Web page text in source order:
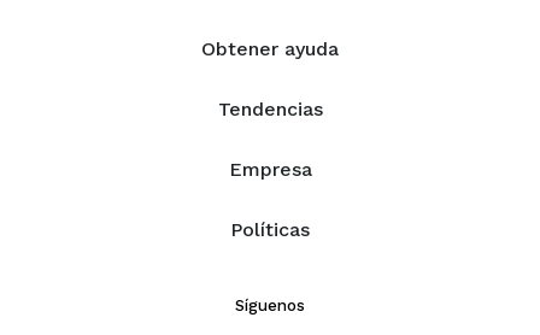
Obtener ayuda
Tendencias
Empresa
Políticas
Síguenos